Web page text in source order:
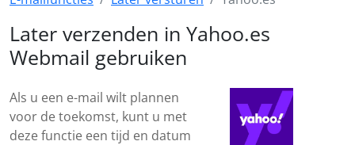
Later verzenden in Yahoo.es
Webmail gebruiken
Als u een e-mail wilt plannen
voor de toekomst, kunt u met
deze functie een tijd en datum